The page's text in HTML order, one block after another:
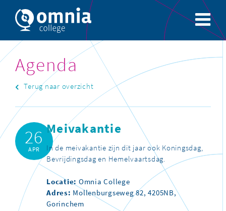
Agenda
Terug naar overzicht
26
APR
Meivakantie
In de meivakantie zijn dit jaar ook Koningsdag,
Bevrijdingsdag en Hemelvaartsdag.
Locatie: Omnia College
Adres: Mollenburgseweg 82, 4205NB,
Gorinchem